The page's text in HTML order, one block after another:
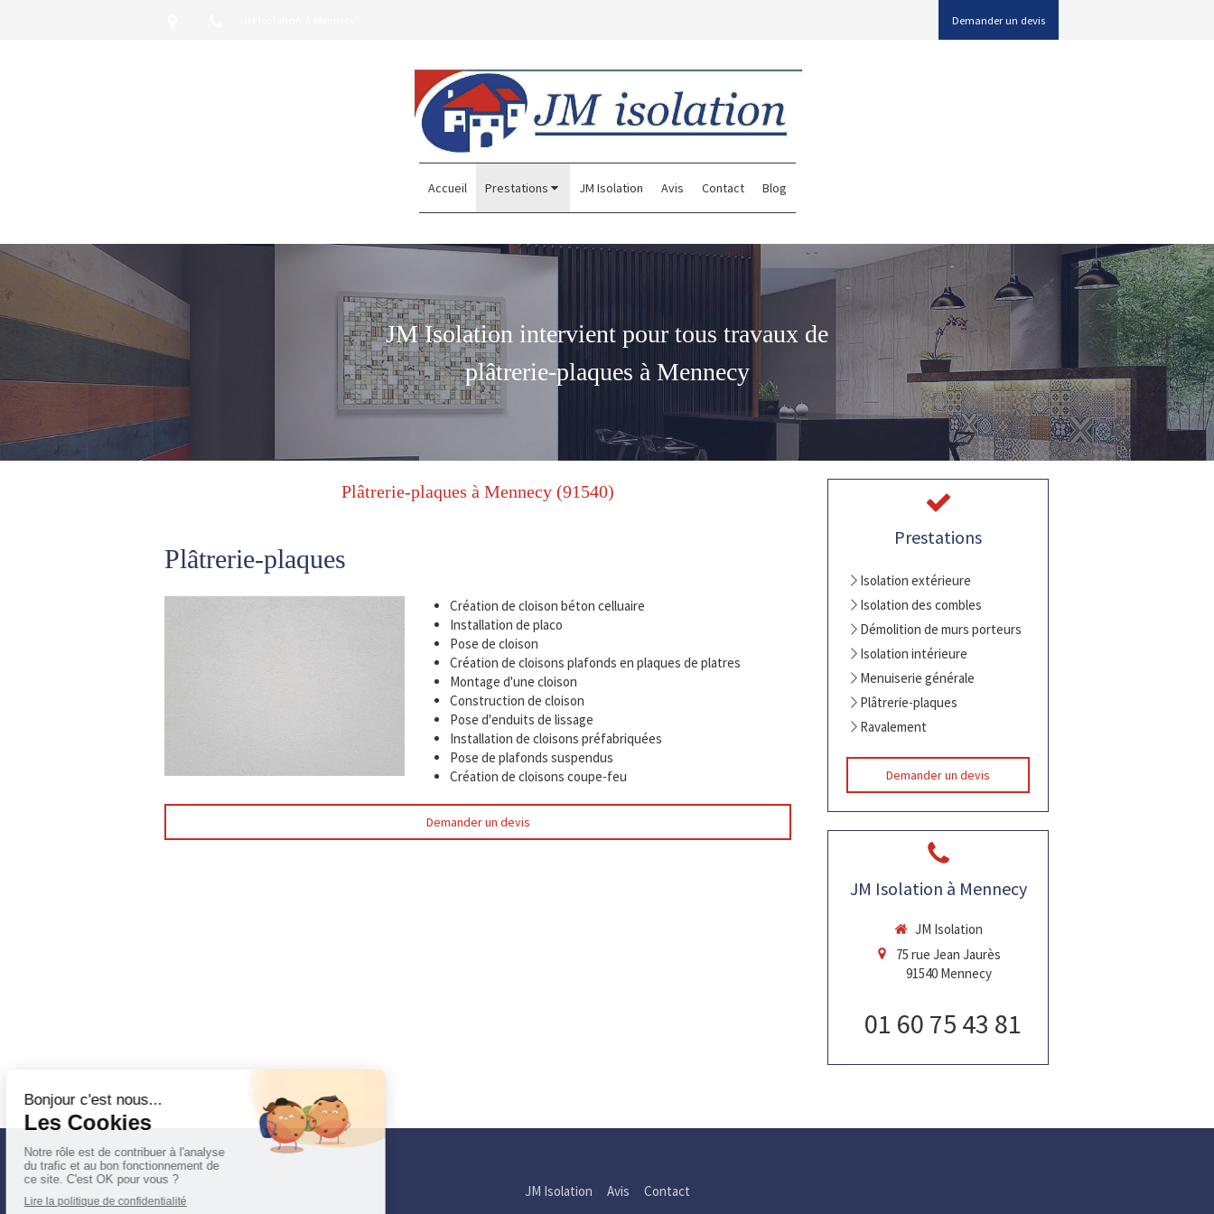
Demander un devis
Accueil Prestations JM Isolation Avis Contact Blog
JM Isolation intervient pour tous travaux de
plâtrerie-plaques à Mennecy
Plâtrerie-plaques à Mennecy (91540)
Plâtrerie-plaques
Création de cloison béton celluaire
Installation de placo
Pose de cloison
Création de cloisons plafonds en plaques de platres
Montage d'une cloison
Construction de cloison
Pose d'enduits de lissage
Installation de cloisons préfabriquées
Pose de plafonds suspendus
Création de cloisons coupe-feu
Demander un devis
Prestations
Isolation extérieure
Isolation des combles
Démolition de murs porteurs
Isolation intérieure
Menuiserie générale
Plâtrerie-plaques
Ravalement
Demander un devis
JM Isolation à Mennecy
JM Isolation
75 rue Jean Jaurès
91540 Mennecy
01 60 75 43 81
JM Isolation Avis
Contact